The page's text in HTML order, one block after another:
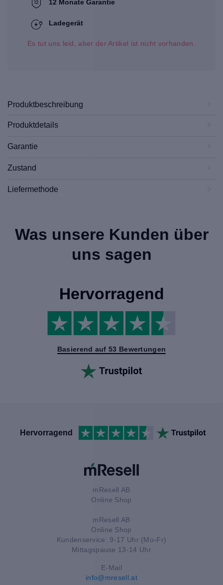
12 Monate Garantie
Ladegerät
Es tut uns leid, aber der Artikel ist nicht vorhanden.
Produktbeschreibung
Produktdetails
Garantie
Zustand
Liefermethode
Was unsere Kunden über
uns sagen
Hervorragend
Basierend auf 53 Bewertungen
Hervorragend
mResell AB
Online Shop
mResell AB
Online Shop
Kundenservice: 9-17 Uhr (Mo-Fr)
Mittagspause 13-14 Uhr
E-Mail
info@mresell.at